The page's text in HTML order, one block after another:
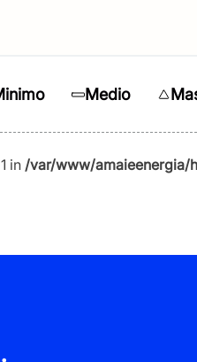
Medio
in /var/www/amaieenergia/